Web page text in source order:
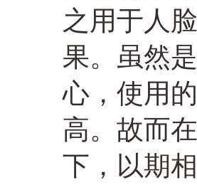
之用于人
果。虽然
心，使用
高。故而
下，以期